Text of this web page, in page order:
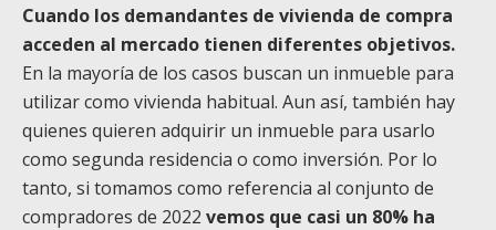
Cuando los demandantes de vivienda de compra
acceden al mercado tienen diferentes objetivos.
En la mayoría de los casos buscan un inmueble para
utilizar como vivienda habitual. Aun así, también hay
quienes quieren adquirir un inmueble para usarlo
como segunda residencia o como inversión. Por lo
tanto, si tomamos como referencia al conjunto de
compradores de 2022 vemos que casi un 80% ha